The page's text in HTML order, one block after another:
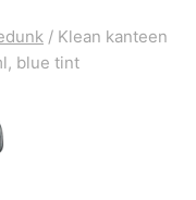
/ Klean kanteen
blue tint